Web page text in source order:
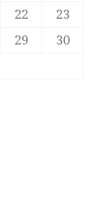
22
23
29
30